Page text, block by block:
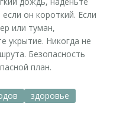
он короткий. Если
или туман,
укрытие. Никогда не
Безопасность
план.
здоровье